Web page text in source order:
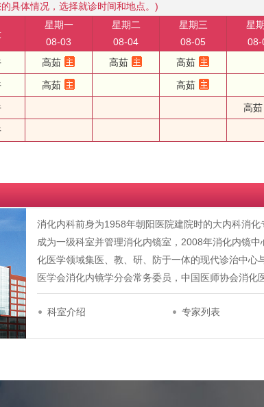
具体情况，选择就诊时间和地点。)
星期一
08-03
星期二
08-04
星期三
08-05
星
08-
高茹 高茹 高茹
高茹 高茹
高茹
消化内科前身为1958年朝阳医院建院时的大内科消
成为一级科室并管理消化内镜室，2008年消化内镜
化医学领域集医、教、研、防于一体的现代诊治中
医学会消化内镜学分会常务委员，中国医师协会消
科室介绍 专家列表